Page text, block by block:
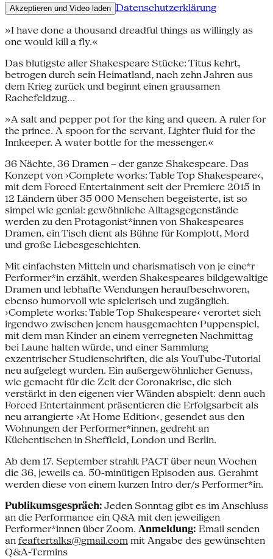
Akzeptieren und Video laden Datenschutzerklärung
»I have done a thousand dreadful things as willingly as
one would kill a fly.«
Das blutigste aller Shakespeare Stücke: Titus kehrt,
betrogen durch sein Heimatland, nach zehn Jahren aus
dem Krieg zurück und beginnt einen grausamen
Rachefeldzug…
»A salt and pepper pot for the king and queen. A ruler for
the prince. A spoon for the servant. Lighter fluid for the
Innkeeper. A water bottle for the messenger.«
36 Nächte, 36 Dramen – der ganze Shakespeare. Das
Konzept von ›Complete works: Table Top Shakespeare‹,
mit dem Forced Entertainment seit der Premiere 2015 in
12 Ländern über 35 000 Menschen begeisterte, ist so
simpel wie genial: gewöhnliche Alltagsgegenstände
werden zu den Protagonist*innen von Shakespeares
Dramen, ein Tisch dient als Bühne für Komplott, Mord
und große Liebesgeschichten.
Mit einfachsten Mitteln und charismatisch von je eine*r
Performer*in erzählt, werden Shakespeares bildgewaltige
Dramen und lebhafte Wendungen heraufbeschworen,
ebenso humorvoll wie spielerisch und zugänglich.
›Complete works: Table Top Shakespeare‹ verortet sich
irgendwo zwischen jenem hausgemachten Puppenspiel,
mit dem man Kinder an einem verregneten Nachmittag
bei Laune halten würde, und einer Sammlung
exzentrischer Studienschriften, die als YouTube-Tutorial
neu aufgelegt wurden. Ein außergewöhnlicher Genuss,
wie gemacht für die Zeit der Coronakrise, die sich
verstärkt in den eigenen vier Wänden abspielt: denn auch
Forced Entertainment präsentieren die Erfolgsarbeit als
neu arrangierte ›At Home Edition‹, gesendet aus den
Wohnungen der Performer*innen, gedreht an
Küchentischen in Sheffield, London und Berlin.
Ab dem 17. September strahlt PACT über neun Wochen
die 36, jeweils ca. 50-minütigen Episoden aus. Gerahmt
werden diese von einem kurzen Intro der/s Performer*in.
Publikumsgespräch: Jeden Sonntag gibt es im Anschluss
an die Performance ein Q&A mit den jeweiligen
Performer*innen über Zoom. Anmeldung: Email senden
an feaftertalks@gmail.com mit Angabe des gewünschten
Q&A-Termins